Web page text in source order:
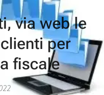
via web le
per
fiscale